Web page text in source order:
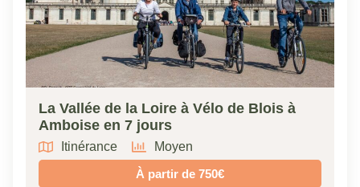
La Vallée de la Loire à Vélo de Blois à
Amboise en 7 jours
Itinérance
Moyen
À partir de 750€